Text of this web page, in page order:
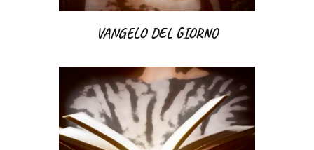
VANGELO DEL GIORNO